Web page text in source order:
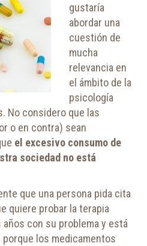
gustaría
abordar una
cuestión de
mucha
relevancia en
el ámbito de la
psicología
No considero que las
o en contra) sean
el excesivo consumo de
sociedad no está
que una persona pida cita
quiere probar la terapia
con su problema y está
los medicamentos